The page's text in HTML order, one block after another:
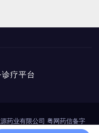
疗平台
药业有限公司 粤网药信备字